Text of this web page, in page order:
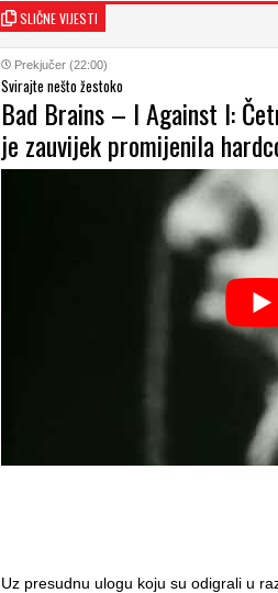
SLIČNE VIJESTI
Prekjučer (22:00)
Svirajte nešto žestoko
Bad Brains – I Against I:
je zauvijek promijenila
Uz presudnu ulogu koju su odigrali u